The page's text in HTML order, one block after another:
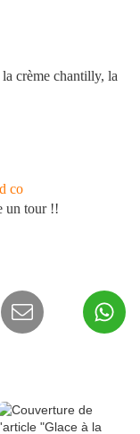
crème chantilly, la
co
un tour !!